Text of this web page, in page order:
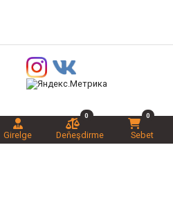
Girelge
0
Deňeşdirme
0
Sebet